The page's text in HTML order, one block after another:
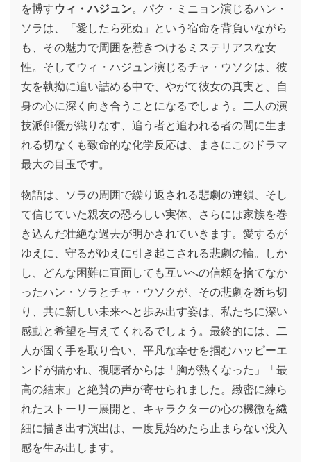
を博すウィ・ハジュン。パク・ミニョン演じるハン・
ソラは、「愛したら死ぬ」という宿命を背負いながら
も、その魅力で周囲を惹きつけるミステリアスな女
性。そしてウィ・ハジュン演じるチャ・ウソクは、彼
女を執拗に追い詰める中で、やがて彼女の真実と、自
身の心に深く向き合うことになるでしょう。二人の演
技派俳優が織りなす、追う者と追われる者の間に生ま
れる切なくも致命的な化学反応は、まさにこのドラマ
最大の目玉です。
物語は、ソラの周囲で繰り返される悲劇の連鎖、そし
て信じていた親友の恐ろしい実体、さらには家族を巻
き込んだ壮絶な過去が明かされていきます。愛するが
ゆえに、守るがゆえに引き起こされる悲劇の輪。しか
し、どんな困難に直面しても互いへの信頼を捨てなか
ったハン・ソラとチャ・ウソクが、その悲劇を断ち切
り、共に新しい未来へと歩み出す姿は、私たちに深い
感動と希望を与えてくれるでしょう。最終的には、二
人が固く手を取り合い、平凡な幸せを掴むハッピーエ
ンドが描かれ、視聴者からは「胸が熱くなった」「最
高の結末」と絶賛の声が寄せられました。緻密に練ら
れたストーリー展開と、キャラクターの心の機微を繊
細に描き出す演出は、一度見始めたら止まらない没入
感を生み出します。